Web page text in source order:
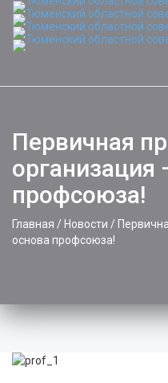
Первичная
организация
профсоюза!
Главная / Новости /
основа профсоюза!